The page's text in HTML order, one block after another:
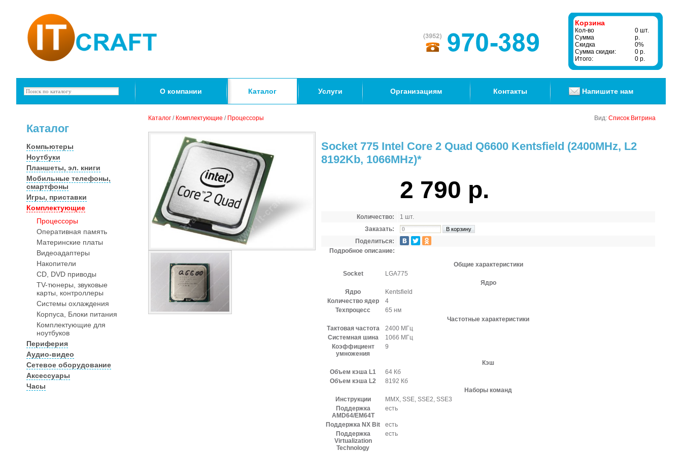
Корзина
Кол-во
0 шт.
Сумма
р.
Скидка
0%
Сумма скидки:
0 р.
Итого:
0 р.
О компании Каталог Услуги Организациям Контакты Напишите нам
Каталог
Компьютеры
Ноутбуки
Планшеты, эл. книги
Мобильные телефоны,
смартфоны
Игры, приставки
Комплектующие
Процессоры
Оперативная память
Материнские платы
Видеоадаптеры
Накопители
CD, DVD приводы
TV-тюнеры, звуковые
карты, контроллеры
Системы охлаждения
Корпуса, Блоки питания
Комплектующие для
ноутбуков
Периферия
Аудио-видео
Сетевое оборудование
Аксессуары
Часы
Каталог / Комплектующие / Процессоры Вид: Список Витрина
Socket 775 Intel Core 2 Quad Q6600 Kentsfield (2400MHz, L2
8192Kb, 1066MHz)*
2 790 р.
Количество:
1 шт.
Заказать:
Поделиться:
Подробное описание:
Общие характеристики
Socket
LGA775
Ядро
Ядро
Kentsfield
Количество ядер
4
Техпроцесс
65 нм
Частотные характеристики
Тактовая частота
2400 МГц
Системная шина
1066 МГц
Коэффициент
умножения
9
Кэш
Объем кэша L1
64 Кб
Объем кэша L2
8192 Кб
Наборы команд
Инструкции
MMX, SSE, SSE2, SSE3
Поддержка
AMD64/EM64T
есть
Поддержка NX Bit
есть
Поддержка
Virtualization
Technology
есть